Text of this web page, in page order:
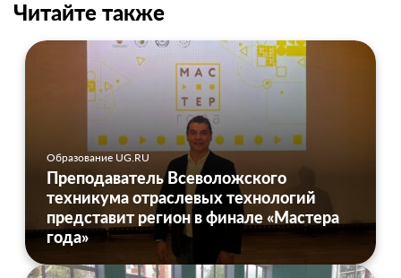
Читайте также
Образование UG.RU
Преподаватель Всеволожского
техникума отраслевых технологий
представит регион в финале «Мастера
года»